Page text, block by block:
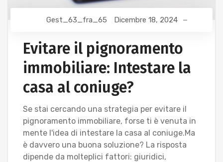
Gest_63_fra_65 Dicembre 18, 2024
Evitare il pignoramento
immobiliare: Intestare la
casa al coniuge?
Se stai cercando una strategia per evitare il
pignoramento immobiliare, forse ti è venuta in
mente l'idea di intestare la casa al coniuge.Ma
è davvero una buona soluzione? La risposta
dipende da molteplici fattori: giuridici,